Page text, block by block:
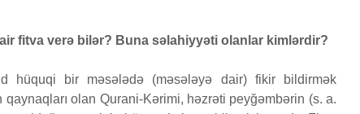
fitva verə bilər? Buna səlahiyyəti olanlar kimlərdir?
hüquqi bir məsələdə (məsələyə dair) fikir bildirmək
olan Qurani-Kərimi, həzrəti peyğəmbərin (s. a.
51 Baxış
50 Baxış
Səcdə surəsi
12 İyun 2026